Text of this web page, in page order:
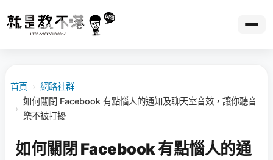
首頁 › 網路社群
›
如何關閉 Facebook 有點惱人的通知及聊天室音效，讓你聽音
樂不被打擾
如何關閉 Facebook 有點惱人的通